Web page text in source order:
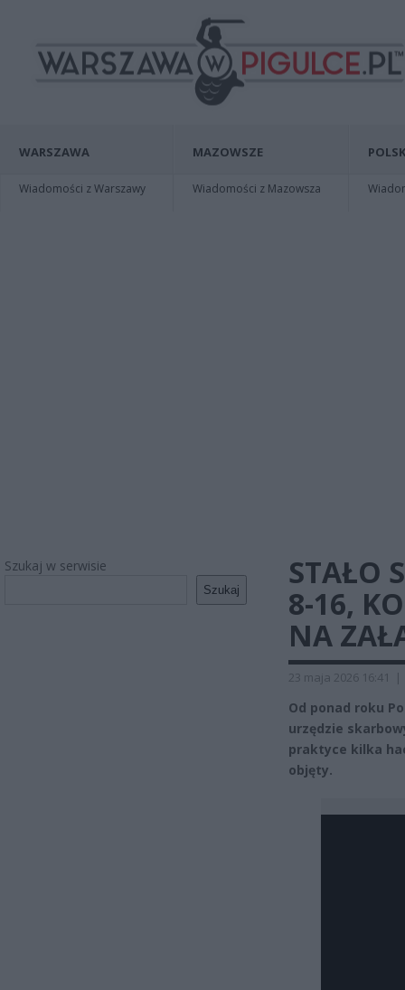
WARSZAWA
Wiadomości z Warszawy
MAZOWSZE
Wiadomości z Mazowsza
Szukaj w serwisie
Szukaj
STAŁO
8-16,
NA
23 maja 2026 16:41 |
Od ponad roku
urzędzie
praktyce kilka
objęty.